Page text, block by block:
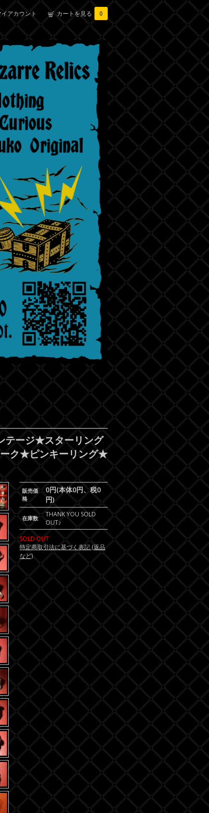
イアカウント カートを見る 0
ージ★スターリング
ク★ピンキーリング★
販売価
格
0円(本体0円、税0
円)
在庫数
THANK YOU SOLD
OUT♪
SOLD OUT
特定商取引法に基づく表記 (返品
など)